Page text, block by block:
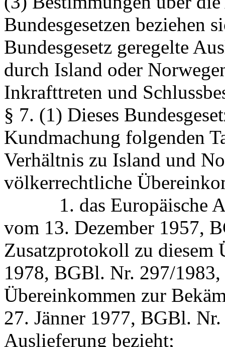
Bundesgesetzen beziehen
Bundesgesetz geregelte
durch Island oder
Inkrafttreten und
§ 7. (1) Dieses
Kundmachung folgenden
Verhältnis zu Island und
völkerrechtliche
1. das Europäische
vom 13. Dezember 1957,
Zusatzprotokoll zu diesem
1978, BGBl. Nr. 297/1983,
Übereinkommen zur
27. Jänner 1977, BGBl.
Auslieferung bezieht;